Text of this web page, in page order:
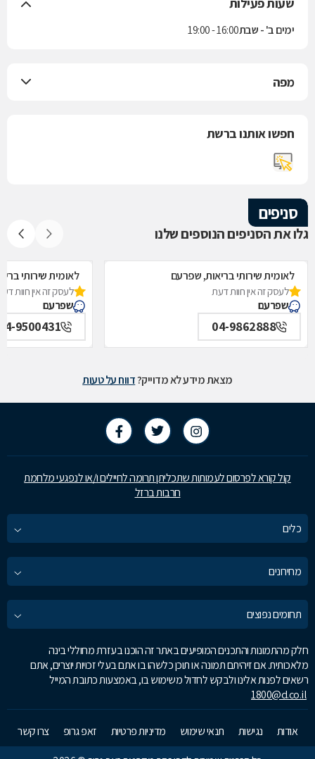
שעות פעילות
ימים ב' - שבת16:00 - 19:00
מפה
חפשו אותנו ברשת
סניפים
גלו את הסניפים הנוספים שלנו
לאומית שירותי בריאות, שפרעם
לעסק זה אין חוות דעת
שפרעם
04-9862888
לאומית שירותי
לעסק זה אין חוות
שפרעם
9500431
מצאת מידע לא מדוייק?דווח על טעות
קול קורא לפרסום לעמותות שתכליתן תרומה לחיילים ו/או לנפגעי מלחמת
חרבות ברזל
כלים
מחירונים
תחומים נפוצים
חלק מהתמונות והתכנים המופיעים באתר זה הוכנו בעזרת מחוללי בינה
מלאכותית. אם זיהיתם תמונה או תוכן כלשהו בו אתם בעלי זכויות יוצרים, אתם
רשאים לפנות אלינו ולבקש לחדול משימוש בו, באמצעות כתובת המייל
1800@d.co.il
אודות נגישות תנאי שימוש מדיניות פרטיות זאפ גרופ
צרו קשר